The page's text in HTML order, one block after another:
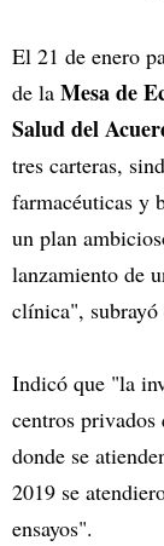
El 21 de enero
de la Mesa de
Salud del
tres carteras,
farmacéuticas y
un plan
lanzamiento de
clínica", subrayó
Indicó que "la
centros privados
donde se
2019 se
ensayos".